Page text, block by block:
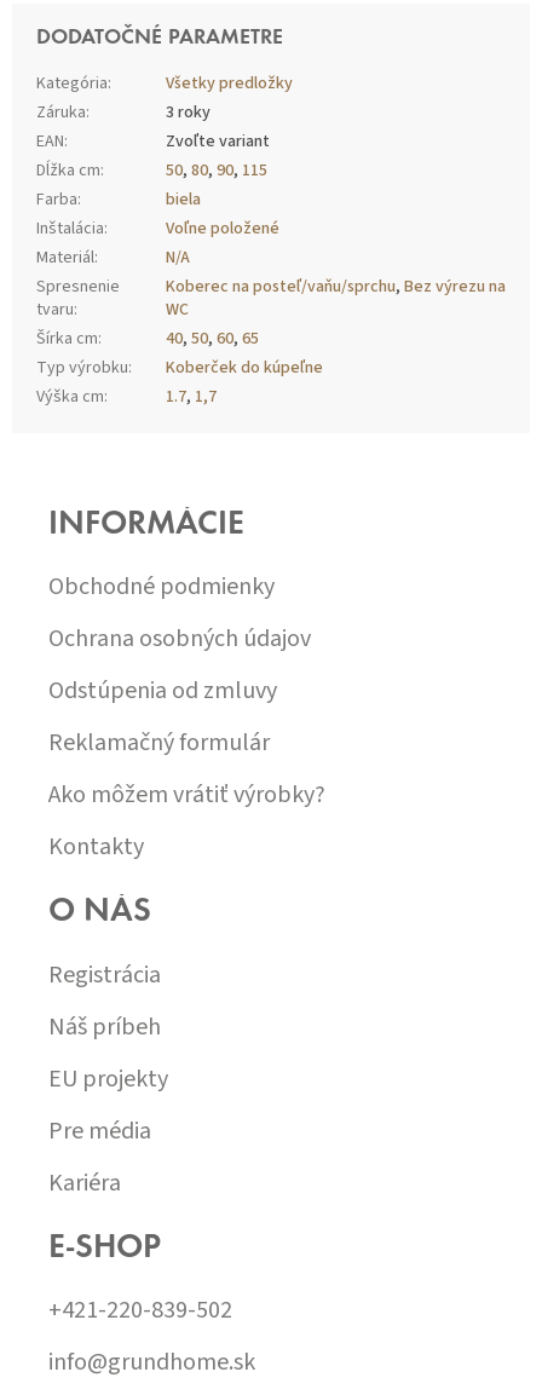
DODATOČNÉ PARAMETRE
Kategória:
Všetky predložky
Záruka:
3 roky
EAN:
Zvoľte variant
Dĺžka cm: 50, 80, 90, 115
Farba:
biela
Inštalácia:
Voľne položené
Materiál:
N/A
Spresnenie
tvaru:
Koberec na posteľ/vaňu/sprchu, Bez výrezu na
WC
Šírka cm: 40, 50, 60, 65
Typ výrobku:
Koberček do kúpeľne
Výška cm: 1.7, 1,7
INFORMÁCIE
Obchodné podmienky
Ochrana osobných údajov
Odstúpenia od zmluvy
Reklamačný formulár
Ako môžem vrátiť výrobky?
Kontakty
O NÁS
Registrácia
Náš príbeh
EU projekty
Pre média
Kariéra
E-SHOP
+421-220-839-502
info@grundhome.sk